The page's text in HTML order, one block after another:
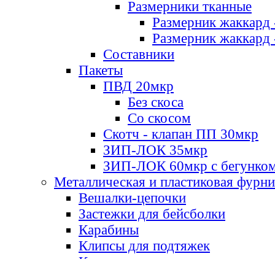
Размерники тканные
Размерник
Размерник
Составники
Пакеты
ПВД 20мкр
Без скоса
Со скосом
Скотч - клапан ПП 30мкр
ЗИП-ЛОК 35мкр
ЗИП-ЛОК 60мкр с
Металлическая и пластиковая
Вешалки-цепочки
Застежки для бейсболки
Карабины
Клипсы для подтяжек